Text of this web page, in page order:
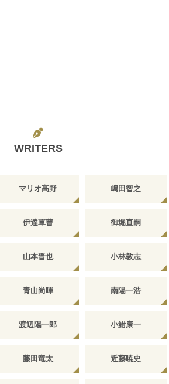
WRITERS
マリオ高野 嶋田智之
伊達軍曹 御堀直嗣
山本晋也 小林敦志
青山尚暉 南陽一浩
渡辺陽一郎 小鮒康一
藤田竜太 近藤暁史